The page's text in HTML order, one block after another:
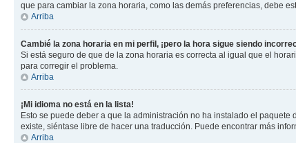
que para cambiar la zona horaria, como las demás preferencias, debe
Arriba
Cambié la zona horaria en mi perfil, ¡pero la hora sigue siendo
Si está seguro de que de la zona horaria es correcta al igual que el
para corregir el problema.
Arriba
¡Mi idioma no está en la lista!
Esto se puede deber a que la administración no ha instalado el
existe, siéntase libre de hacer una traducción. Puede encontrar más
Arriba